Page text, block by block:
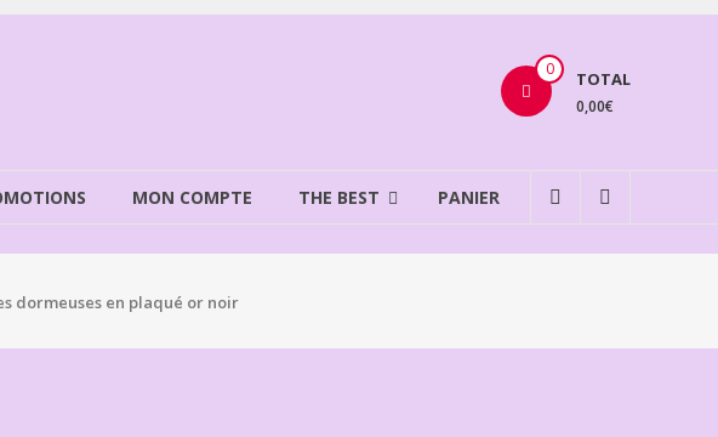
0 TOTAL
0,00€
MON COMPTE THE BEST PANIER
dormeuses en plaqué or noir